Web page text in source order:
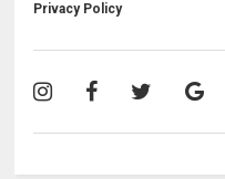
Privacy Policy